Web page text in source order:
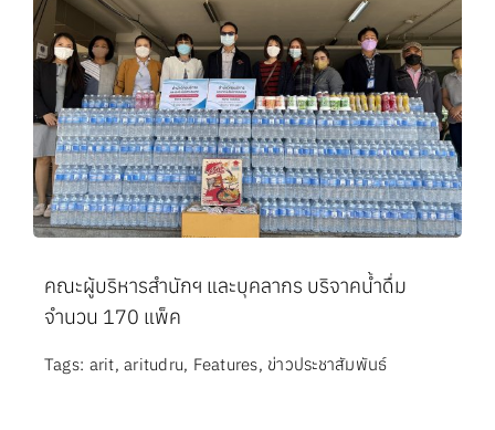
คณะผู้บริหารสำนักฯ และบุคลากร บริจาคน้ำดื่ม
จำนวน 170 แพ็ค
Tags: arit,aritudru, Features, ข่าวประชาสัมพันธ์